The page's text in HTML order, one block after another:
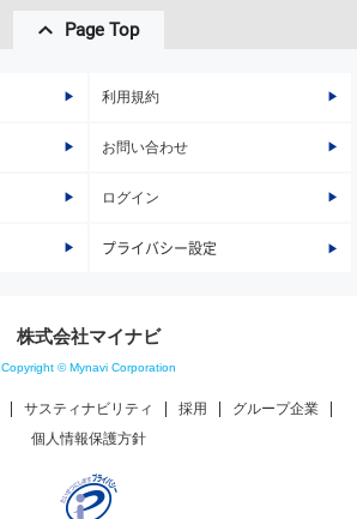
Page Top
利用規約
お問い合わせ
ログイン
プライバシー設定
株式会社マイナビ
Copyright © Mynavi Corporation
サスティナビリティ 採用
グループ企業
個人情報保護方針